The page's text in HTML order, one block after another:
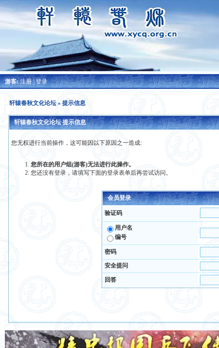
游客:注册|登录
轩辕春秋文化论坛» 提示信息
轩辕春秋文化论坛 提示信息
您无权进行当前操作，这可能因以下原因之一造成:
您所在的用户组(游客)无法进行此操作。
您还没有登录，请填写下面的登录表单后再尝试访问。
会员登录
验证码
用户名
编号
密码
安全提问
回答